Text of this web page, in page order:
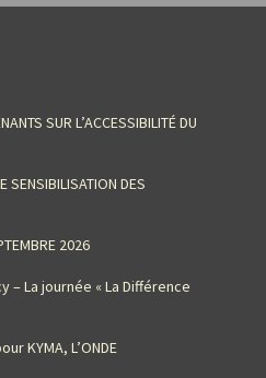
SUR L’ACCESSIBILITÉ DU
SENSIBILISATION DES
2026
– La journée « La Différence
KYMA, L’ONDE